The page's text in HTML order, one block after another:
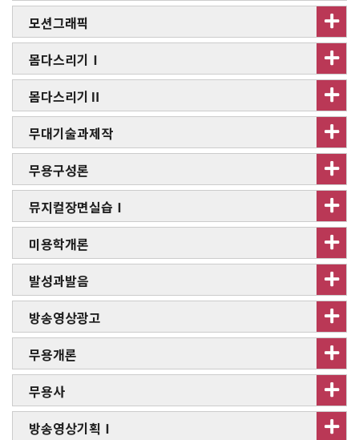
모션그래픽
몸다스리기Ⅰ
몸다스리기Ⅱ
무대기술과제작
무용구성론
뮤지컬장면실습Ⅰ
미용학개론
발성과발음
방송영상광고
무용개론
무용사
방송영상기획Ⅰ